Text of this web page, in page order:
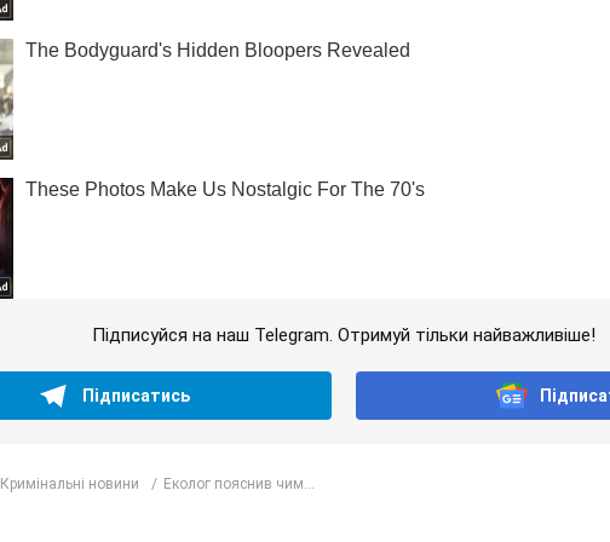
Підписуйся на наш Telegram. Отримуй тільки найважливіше!
Підписатись
Кримінальні новини Еколог пояснив чим...